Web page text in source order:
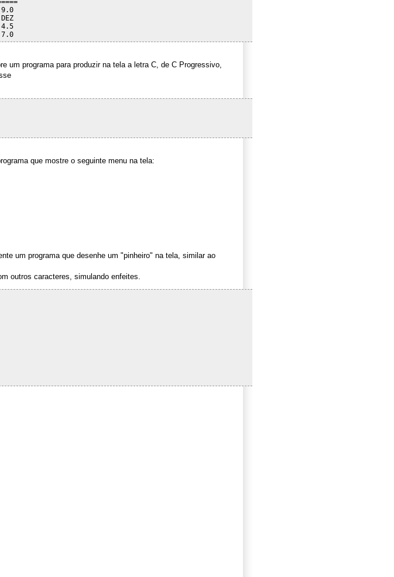
9.0
4.5
um programa para produzir na tela a letra C, de C Progressivo,
que mostre o seguinte menu na tela:
um programa que desenhe um "pinheiro" na tela, similar ao
outros caracteres, simulando enfeites.